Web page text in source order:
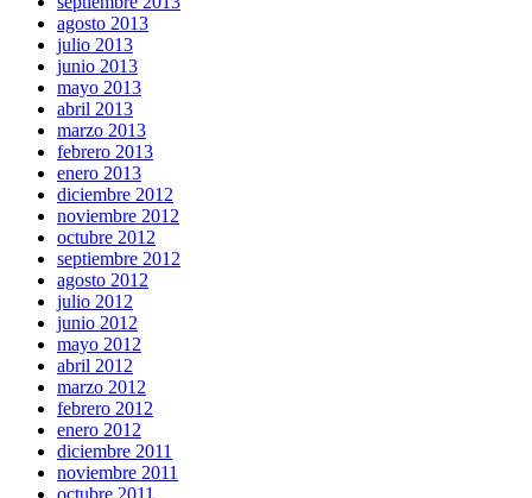
agosto 2013
julio 2013
junio 2013
mayo 2013
abril 2013
marzo 2013
febrero 2013
enero 2013
diciembre 2012
noviembre 2012
octubre 2012
septiembre 2012
agosto 2012
julio 2012
junio 2012
mayo 2012
abril 2012
marzo 2012
febrero 2012
enero 2012
diciembre 2011
noviembre 2011